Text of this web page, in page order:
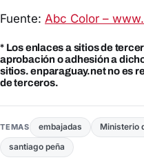
Fuente: Abc Color –
* Los enlaces a sitios de
aprobación o adhesión a
sitios. enparaguay.net no es
de terceros.
TEMAS embajadas
Ministerio
santiago peña